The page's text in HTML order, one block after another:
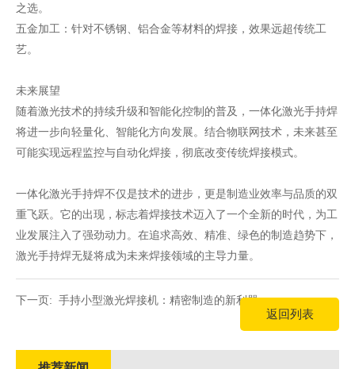
之选。
五金加工：针对不锈钢、铝合金等材料的焊接，效果远超传统工
艺。
未来展望
随着激光技术的持续升级和智能化控制的普及，一体化激光手持焊
将进一步向轻量化、智能化方向发展。结合物联网技术，未来甚至
可能实现远程监控与自动化焊接，彻底改变传统焊接模式。
一体化激光手持焊不仅是技术的进步，更是制造业效率与品质的双
重飞跃。它的出现，标志着焊接技术迈入了一个全新的时代，为工
业发展注入了强劲动力。在追求高效、精准、绿色的制造趋势下，
激光手持焊无疑将成为未来焊接领域的主导力量。
返回列表
下一页: ​手持小型激光焊接机：精密制造的新利器